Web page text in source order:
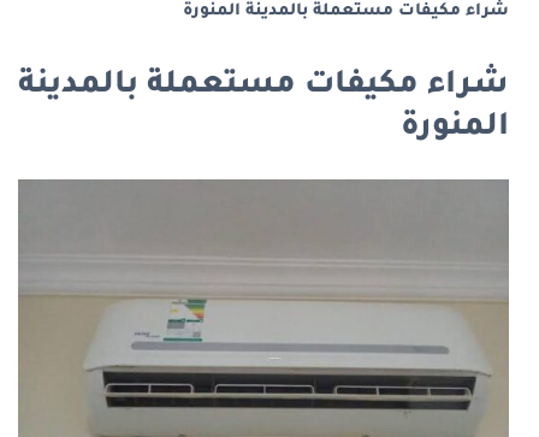
الرئيسية
شراء مكيفات مستعملة بالمدينة المنورة
شراء مكيفات مستعملة بالمدينة
المنورة